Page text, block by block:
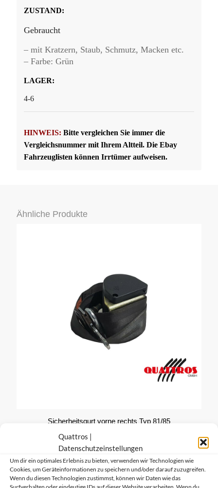
Quattros |
Datenschutzeinstellungen
Um dir ein optimales Erlebnis zu bieten, verwenden wir Technologien wie
Cookies, um Geräteinformationen zu speichern und/oder darauf zuzugreifen.
Wenn du diesen Technologien zustimmst, können wir Daten wie das
ZUSTAND:
Gebraucht
– mit Kratzern, Staub, Schmutz, Macken etc.
– Farbe: Grün
LAGER:
4-6
HINWEIS: Bitte vergleichen Sie immer die
Vergleichsnummer mit Ihrem Altteil. Die Ebay
Fahrzeuglisten können Irrtümer aufweisen.
Ähnliche Produkte
Sicherheitsgurt vorne rechts Typ 81/85
64,49